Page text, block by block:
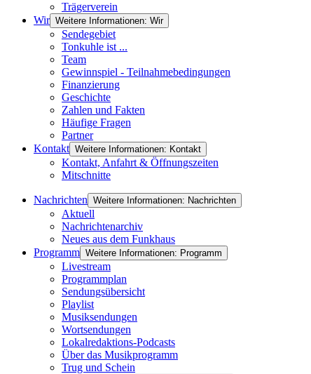
Trägerverein
Wir Weitere Informationen: Wir
Sendegebiet
Tonkuhle ist ...
Team
Gewinnspiel - Teilnahmebedingungen
Finanzierung
Geschichte
Zahlen und Fakten
Häufige Fragen
Partner
Kontakt Weitere Informationen: Kontakt
Kontakt, Anfahrt & Öffnungszeiten
Mitschnitte
Nachrichten Weitere Informationen: Nachrichten
Aktuell
Nachrichtenarchiv
Neues aus dem Funkhaus
Programm Weitere Informationen: Programm
Livestream
Programmplan
Sendungsübersicht
Playlist
Musiksendungen
Wortsendungen
Lokalredaktions-Podcasts
Über das Musikprogramm
Trug und Schein